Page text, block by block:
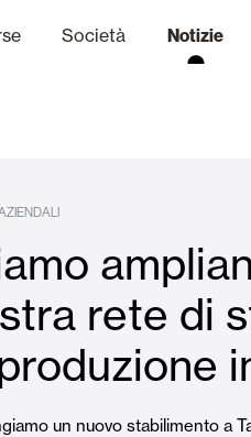
Persiane Maiorchine
Famiglie
Società Notizie
rete di
un nuovo stabilimento a